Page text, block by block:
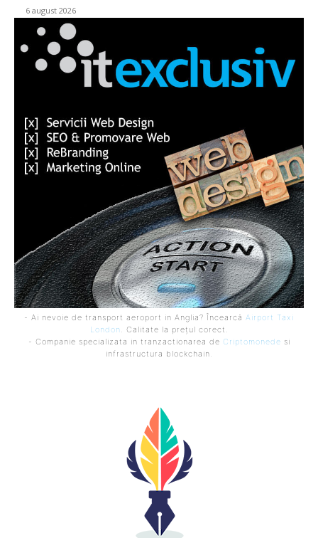
6 august 2026
- Ai nevoie de transport aeroport in Anglia? Încearcă Airport Taxi
London . Calitate la prețul corect.
- Companie specializata in tranzactionarea de Criptomonede si
infrastructura blockchain.